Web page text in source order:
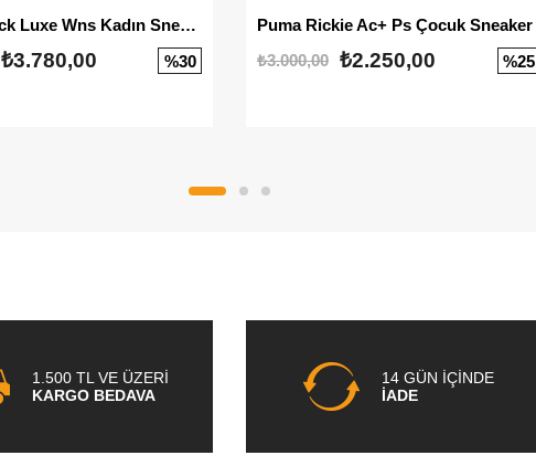
Mayze Stack Luxe Wns Kadın Sneaker
₺3.780,00 %30
Puma Rickie Ac+ Ps Çocuk Sneaker
₺3.000,00 ₺2.250,00 %25
1.500 TL VE ÜZERİ
KARGO BEDAVA
14 GÜN İÇİNDE
İADE